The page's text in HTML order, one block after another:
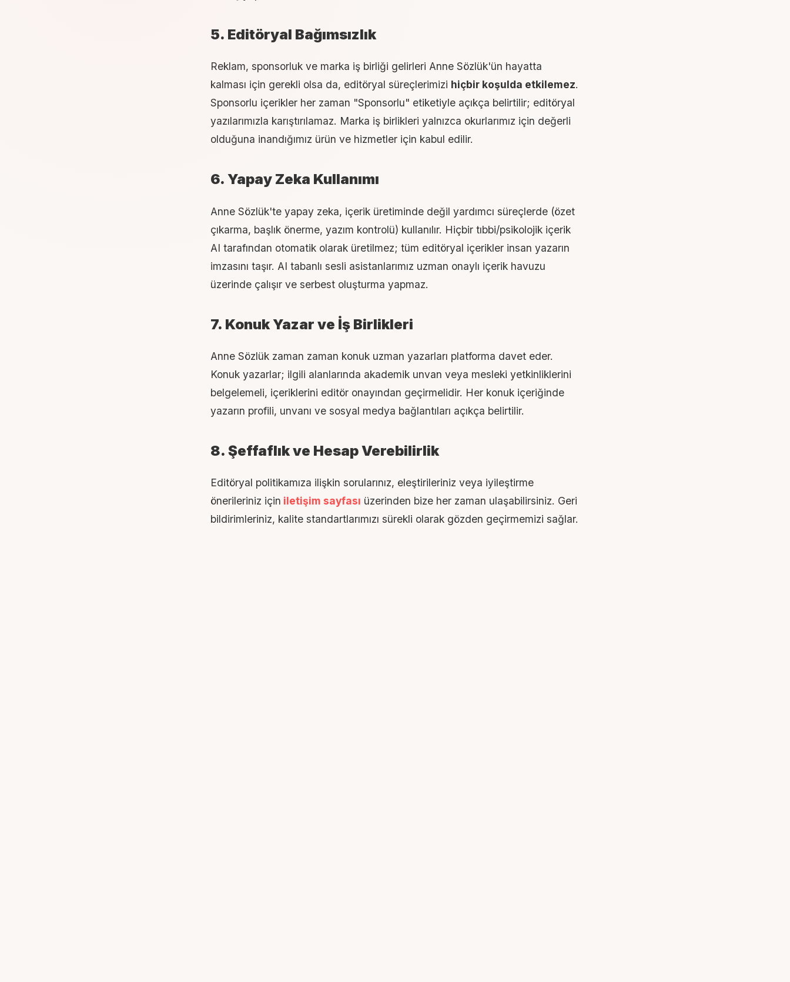
5. Editöryal Bağımsızlık
Reklam, sponsorluk ve marka iş birliği gelirleri Anne Sözlük'ün hayatta
kalması için gerekli olsa da, editöryal süreçlerimizi hiçbir koşulda etkilemez.
Sponsorlu içerikler her zaman "Sponsorlu" etiketiyle açıkça belirtilir; editöryal
yazılarımızla karıştırılamaz. Marka iş birlikleri yalnızca okurlarımız için değerli
olduğuna inandığımız ürün ve hizmetler için kabul edilir.
6. Yapay Zeka Kullanımı
Anne Sözlük'te yapay zeka, içerik üretiminde değil yardımcı süreçlerde (özet
çıkarma, başlık önerme, yazım kontrolü) kullanılır. Hiçbir tıbbi/psikolojik içerik
AI tarafından otomatik olarak üretilmez; tüm editöryal içerikler insan yazarın
imzasını taşır. AI tabanlı sesli asistanlarımız uzman onaylı içerik havuzu
üzerinde çalışır ve serbest oluşturma yapmaz.
7. Konuk Yazar ve İş Birlikleri
Anne Sözlük zaman zaman konuk uzman yazarları platforma davet eder.
Konuk yazarlar; ilgili alanlarında akademik unvan veya mesleki yetkinliklerini
belgelemeli, içeriklerini editör onayından geçirmelidir. Her konuk içeriğinde
yazarın profili, unvanı ve sosyal medya bağlantıları açıkça belirtilir.
8. Şeffaflık ve Hesap Verebilirlik
Editöryal politikamıza ilişkin sorularınız, eleştirileriniz veya iyileştirme
önerileriniz için iletişim sayfası üzerinden bize her zaman ulaşabilirsiniz. Geri
bildirimleriniz, kalite standartlarımızı sürekli olarak gözden geçirmemizi sağlar.